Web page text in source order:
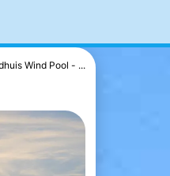
Wind Pool - ...